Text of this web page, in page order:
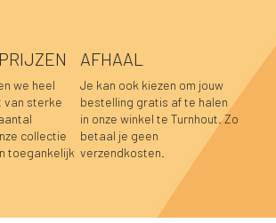
bordeaux
grijs donkerblauw
prune
choco
beige
kaki
donkerblauw
choco
bordeauxroze-rood
prune
bordeaux
donkerblauw
we heel
van sterke
collectie
toegankelijk
AFHAAL
Je kan ook kiezen om jouw
bestelling gratis af te halen
in onze winkel te Turnhout. Zo
betaal je geen
verzendkosten.